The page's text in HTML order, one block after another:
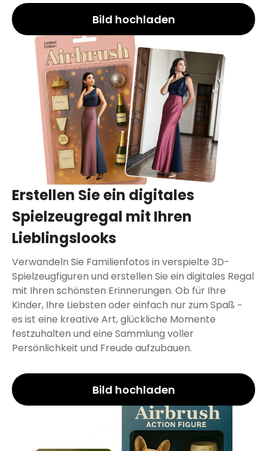
Bild hochladen
Erstellen Sie ein digitales
Spielzeugregal mit Ihren
Lieblingslooks
Verwandeln Sie Familienfotos in verspielte 3D-
Spielzeugfiguren und erstellen Sie ein digitales Regal
mit Ihren schönsten Erinnerungen. Ob für Ihre
Kinder, Ihre Liebsten oder einfach nur zum Spaß −
es ist eine kreative Art, glückliche Momente
festzuhalten und eine Sammlung voller
Persönlichkeit und Freude aufzubauen.
Bild hochladen